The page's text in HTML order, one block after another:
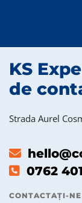
KS
de
Strada Aurel
0762
CONTACTAȚI-NE